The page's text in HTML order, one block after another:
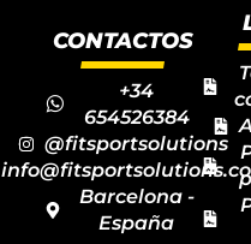
CONTACTOS
+34
654526384
@fitsportsolutions
Barcelona -
España